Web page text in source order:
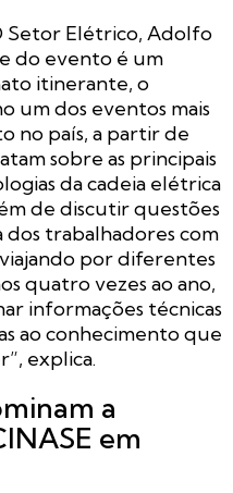
Setor Elétrico, Adolfo
do evento é um
itinerante, o
um dos eventos mais
no país, a partir de
sobre as principais
da cadeia elétrica
de discutir questões
dos trabalhadores com
viajando por diferentes
quatro vezes ao ano,
informações técnicas
ao conhecimento que
explica.
a
em